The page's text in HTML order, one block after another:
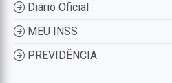
Diário Oficial
MEU INSS
PREVIDÊNCIA